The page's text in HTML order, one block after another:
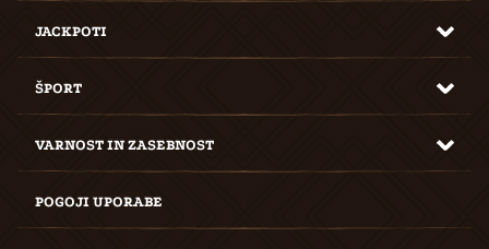
JACKPOTI
ŠPORT
VARNOST IN ZASEBNOST
POGOJI UPORABE